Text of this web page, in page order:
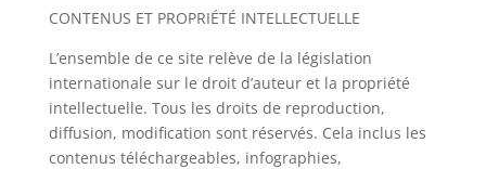
CONTENUS ET PROPRIÉTÉ INTELLECTUELLE
L’ensemble de ce site relève de la législation
internationale sur le droit d’auteur et la propriété
intellectuelle. Tous les droits de reproduction,
diffusion, modification sont réservés. Cela inclus les
contenus téléchargeables, infographies,